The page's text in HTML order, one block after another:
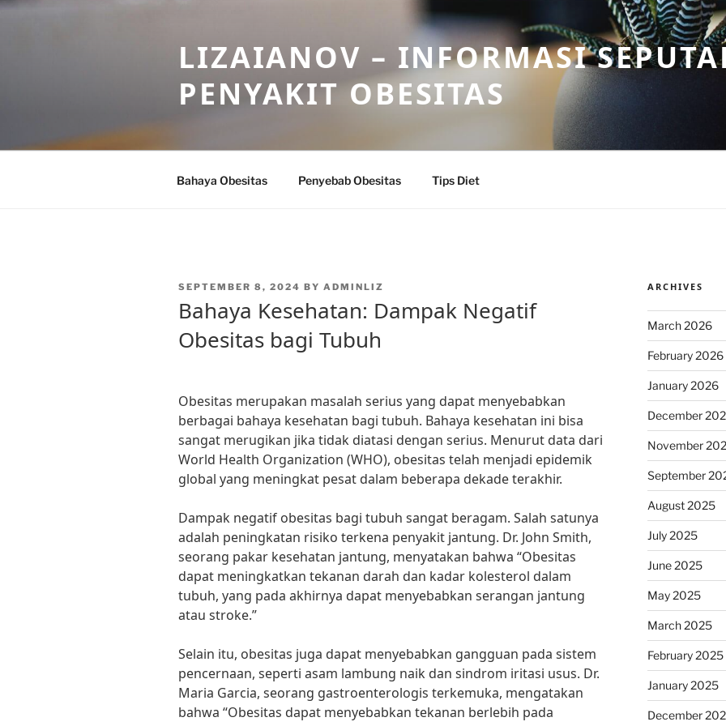
Skip
LIZAIANOV – INFORMASI
PENYAKIT OBESITAS
Bahaya Obesitas Penyebab Obesitas Tips Diet
POSTED
SEPTEMBER 8, 2024 BY ADMINLIZ
Bahaya Kesehatan: Dampak Negatif
Obesitas bagi Tubuh
Obesitas merupakan masalah serius yang dapat menyebabkan
berbagai bahaya kesehatan bagi tubuh. Bahaya kesehatan ini bisa
sangat merugikan jika tidak diatasi dengan serius. Menurut data dari
World Health Organization (WHO), obesitas telah menjadi epidemik
global yang meningkat pesat dalam beberapa dekade terakhir.
Dampak negatif obesitas bagi tubuh sangat beragam. Salah satunya
adalah peningkatan risiko terkena penyakit jantung. Dr. John Smith,
seorang pakar kesehatan jantung, menyatakan bahwa “Obesitas
dapat meningkatkan tekanan darah dan kadar kolesterol dalam
tubuh, yang pada akhirnya dapat menyebabkan serangan jantung
atau stroke.”
Selain itu, obesitas juga dapat menyebabkan gangguan pada sistem
pencernaan, seperti asam lambung naik dan sindrom iritasi usus. Dr.
Maria Garcia, seorang gastroenterologis terkemuka, mengatakan
bahwa “Obesitas dapat menyebabkan tekanan berlebih pada
ARCHIVES
March 2026
February 2026
January 2026
December
November
September
August 2025
July 2025
June 2025
May 2025
March 2025
February 2025
January 2025
December